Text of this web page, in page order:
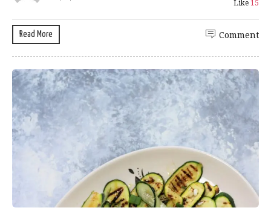
Like 15
Read More Comment